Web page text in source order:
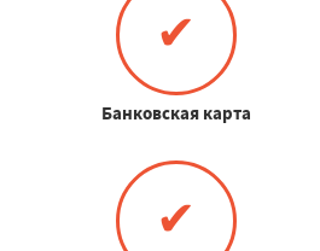
✔
Банковская карта
✔